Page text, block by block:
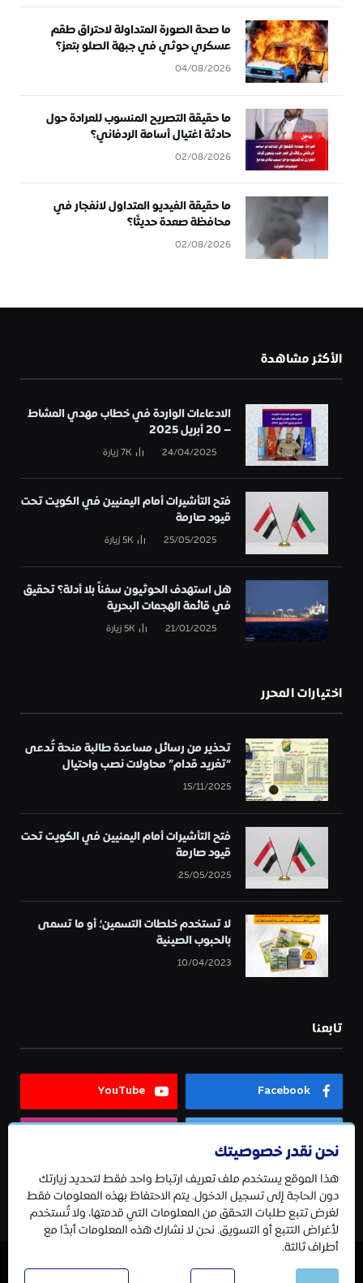
ما صحة الصورة المتداولة لاحتراق طقم
عسكري حوثي في جبهة الصلو بتعز؟
04/08/2026
ما حقيقة التصريح المنسوب للعرادة حول
حادثة اغتيال أسامة الردفاني؟
02/08/2026
ما حقيقة الفيديو المتداول لانفجار في
محافظة صعدة حديثًا؟
02/08/2026
الأكثر مشاهدة
الادعاءات الواردة في خطاب مهدي المشاط
– 20 أبريل 2025
24/04/2025
7Kزيارة
فتح التأشيرات أمام اليمنيين في الكويت تحت
قيود صارمة
25/05/2025
5Kزيارة
هل استهدف الحوثيون سفناً بلا أدلة؟ تحقيق
في قائمة الهجمات البحرية
21/01/2025
5Kزيارة
اختيارات المحرر
تحذير من رسائل مساعدة طالبة منحة تُدعى
“تغريد قدام” محاولات نصب واحتيال
15/11/2025
فتح التأشيرات أمام اليمنيين في الكويت تحت
قيود صارمة
25/05/2025
لا تستخدم خلطات التسمين؛ أو ما تسمى
بالحبوب الصينية
10/04/2023
تابعنا
Facebook
YouTube
Telegram
نحن نقدر خصوصيتك
هذا الموقع يستخدم ملف تعريف ارتباط واحد فقط لتحديد زيارتك
دون الحاجة إلى تسجيل الدخول. يتم الاحتفاظ بهذه المعلومات فقط
لغرض تتبع طلبات التحقق من المعلومات التي قدمتها، ولا تُستخدم
لأغراض التتبع أو التسويق. نحن لا نشارك هذه المعلومات أبدًا مع
أطراف ثالثة.